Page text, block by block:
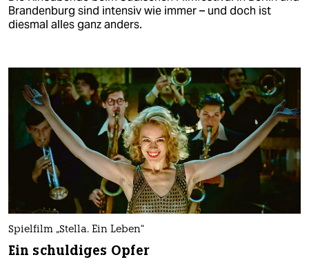
Brandenburg sind intensiv wie immer – und doch ist
diesmal alles ganz anders.
Spielfilm „Stella. Ein Leben“
Ein schuldiges Opfer